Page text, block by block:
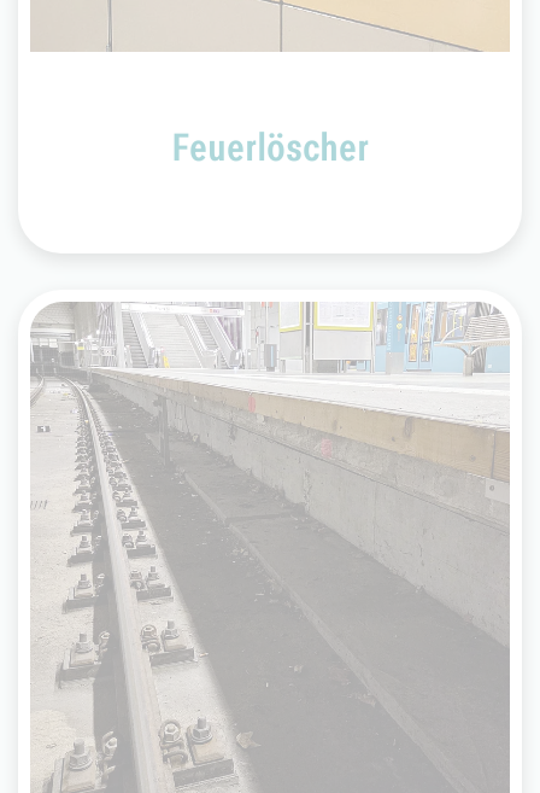
Feuerlöscher
Ihre Sicherheit geht vor: Bringen Sie sich nicht
selbst in Gefahr und rufen Sie Hilfe unter der 112.
Unterrollraum
In allen unseren unterirdischen Stationen gibt es
unter dem Bahnsteig einen Unterrollraum.
Wenn Sie ins Gleis fallen: Ruhe bewahren, in den
Unterrollraum dicht an die Wand einrollen, Zug
abwarten und sich anschließend bemerkbar